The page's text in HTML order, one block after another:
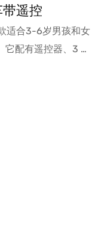
遥控
适合3-6岁男孩和女
它配有遥控器、3 种